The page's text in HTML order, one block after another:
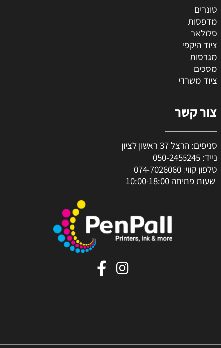
טונרים
מדפסות
סלולאר
ציוד היקפי
מגרסות
מסכים
ציוד משרדי
צור קשר
סניפים: הרצל 37 ראשון לציון
נייד: 050-2455245
טלפון קווי: 074-7026060
שעות פתיחה 10:00-18:00